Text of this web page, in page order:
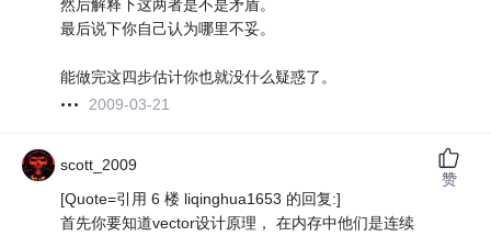
然后解释下这两者是不是矛盾。
最后说下你自己认为哪里不妥。
能做完这四步估计你也就没什么疑惑了。
2009-03-21
scott_2009
[Quote=引用 6 楼 liqinghua1653 的回复:]
首先你要知道vector设计原理， 在内存中他们是连续
赞